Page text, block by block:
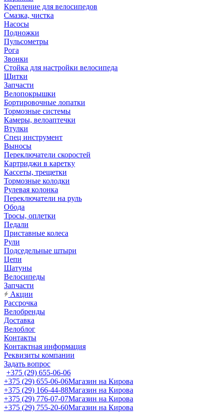
Крепление для велосипедов
Смазка, чистка
Насосы
Подножки
Пульсометры
Рога
Звонки
Стойка для настройки велосипеда
Щитки
Запчасти
Велопокрышки
Бортировочные лопатки
Тормозные системы
Камеры, велоаптечки
Втулки
Спец инструмент
Выносы
Переключатели скоростей
Картриджи в каретку
Кассеты, трещетки
Тормозные колодки
Рулевая колонка
Переключатели на руль
Обода
Тросы, оплетки
Педали
Приставные колеса
Рули
Подседельные штыри
Цепи
Шатуны
Велосипеды
Запчасти
Акции
Рассрочка
Велобренды
Доставка
Велоблог
Контакты
Контактная информация
Реквизиты компании
Задать вопрос
+375 (29) 655-06-06
+375 (29) 655-06-06Магазин на Кирова
+375 (29) 166-44-88Магазин на Кирова
+375 (29) 776-07-07Магазин на Кирова
+375 (29) 755-20-60Магазин на Кирова